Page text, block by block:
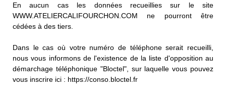
En aucun cas les données recueillies sur le site
WWW.ATELIERCALIFOURCHON.COM ne pourront être
cédées à des tiers.
Dans le cas où votre numéro de téléphone serait recueilli,
nous vous informons de l'existence de la liste d'opposition au
démarchage téléphonique "Bloctel", sur laquelle vous pouvez
vous inscrire ici : https://conso.bloctel.fr